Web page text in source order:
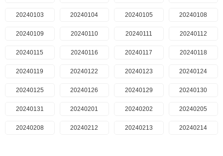
20240103 20240104 20240105 20240108
20240109 20240110 20240111 20240112
20240115 20240116 20240117 20240118
20240119 20240122 20240123 20240124
20240125 20240126 20240129 20240130
20240131 20240201 20240202 20240205
20240208 20240212 20240213 20240214